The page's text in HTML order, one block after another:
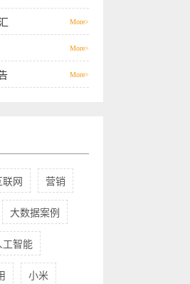
More>
More>
More>
联网 营销
大数据案例
工智能
小米